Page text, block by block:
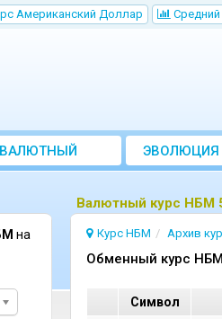
Aмериканский Доллар
BАЛЮТНЫЙ
KОНВЕРТЕР
ЭВОЛЮЦИЯ
Bалютный курс НБМ
Курс НБМ Архив
Oбменный курс
Cимвол
на